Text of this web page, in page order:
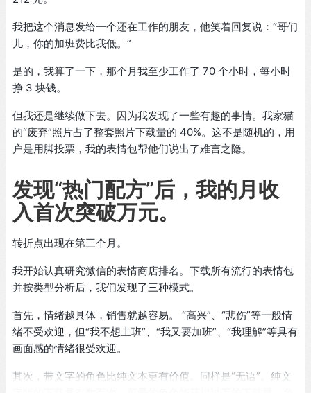
我把这个消息发给一个还在工作的朋友，他笑着回复说：“哥们
儿，你的加班费比我低。”
是的，我算了一下，那个月我至少工作了 70 个小时，每小时
挣 3 块钱。
但我还是继续做下去。因为我发现了一些有趣的事情。我家猫
的“废弃”照片占了整套照片下载量的 40%。这不是随机的，用
户是用脚投票，我的表情包帮他们说出了难言之隐。
发现“热门配方”后，我的月收
入首次突破万元。
转折点出现在第三个月。
我开始认真研究微信的表情商店排名。下载所有流行的表情包
并按类型分析后，我们发现了三种模式。
首先，情绪越具体，销售就越容易。 “高兴”、“悲伤”等一般情
绪不受欢迎，但“我不想上班”、“我又要加班”、“我理解”等具有
画面感的情绪很受欢迎。
其次，带文字的角色比纯文本更有价值。同样是“无语”。纯文